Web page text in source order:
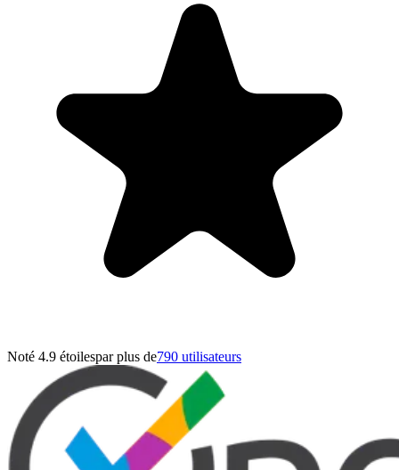
Noté 4.9 étoilespar plus de790 utilisateurs